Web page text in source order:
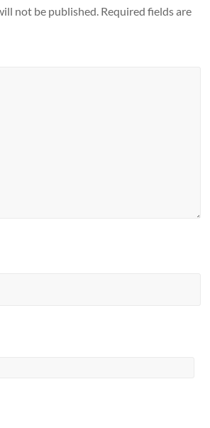
not be published. Required fields are